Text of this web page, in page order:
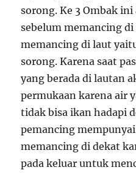
sorong. Ke 3 Ombak
sebelum memancing
memancing di laut
sorong. Karena saat
yang berada di lautan
permukaan karena air
tidak bisa ikan hadapi
pemancing
memancing di dekat
pada keluar untuk